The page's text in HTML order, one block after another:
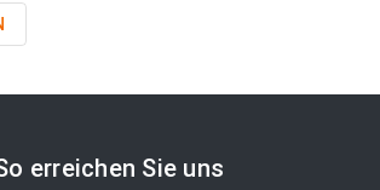
erreichen Sie uns